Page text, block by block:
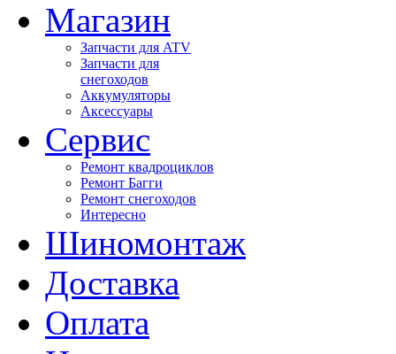
Магазин
Запчасти для ATV
Запчасти для
снегоходов
Аккумуляторы
Аксессуары
Сервис
Ремонт квадроциклов
Ремонт Багги
Ремонт снегоходов
Интересно
Шиномонтаж
Доставка
Оплата